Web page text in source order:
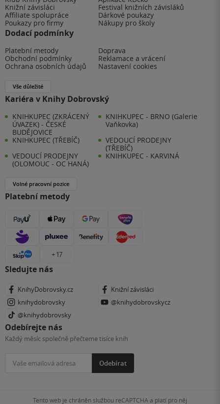
Knižní závisláci
Festival knižních závisláků
Affiliate spolupráce
Dárkové poukazy
Poukazy pro firmy
Nákupy pro školy
Dodací podmínky
Platební metody
Doprava
Obchodní podmínky
Reklamace a vrácení
Ochrana osobních údajů
Nastavení cookies
Vše důležité
Kariéra v Knihy Dobrovský
KNIHKUPEC (ZKRÁCENÝ
ÚVAZEK) - ČESKÉ
BUDĚJOVICE
KNIHKUPEC - BRNO (Galerie
Vaňkovka)
KNIHKUPEC (TŘEBÍČ)
VEDOUCÍ PRODEJNY
(TŘEBÍČ)
VEDOUCÍ PRODEJNY
(OLOMOUC - OC HANÁ)
KNIHKUPEC - KARVINÁ
Volné pracovní pozice
Platební metody
+ 17
Sledujte nás
KnihyDobrovsky.cz
Knižní závisláci
knihydobrovsky
@knihydobrovskycz
@knihydobrovsky
Odebírejte nás
Každý měsíc společně přečteme tisíce knih
Odebírat
Tento web je chráněn službou reCAPTCHA a platí pro něj